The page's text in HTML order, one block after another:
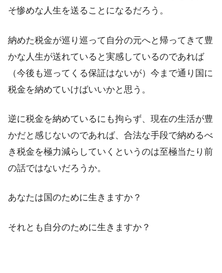
そ惨めな人生を送ることになるだろう。
納めた税金が巡り巡って自分の元へと帰ってきて豊
かな人生が送れていると実感しているのであれば
（今後も巡ってくる保証はないが）今まで通り国に
税金を納めていけばいいかと思う。
逆に税金を納めているにも拘らず、現在の生活が豊
かだと感じないのであれば、合法な手段で納めるべ
き税金を極力減らしていくというのは至極当たり前
の話ではないだろうか。
あなたは国のために生きますか？
それとも自分のために生きますか？